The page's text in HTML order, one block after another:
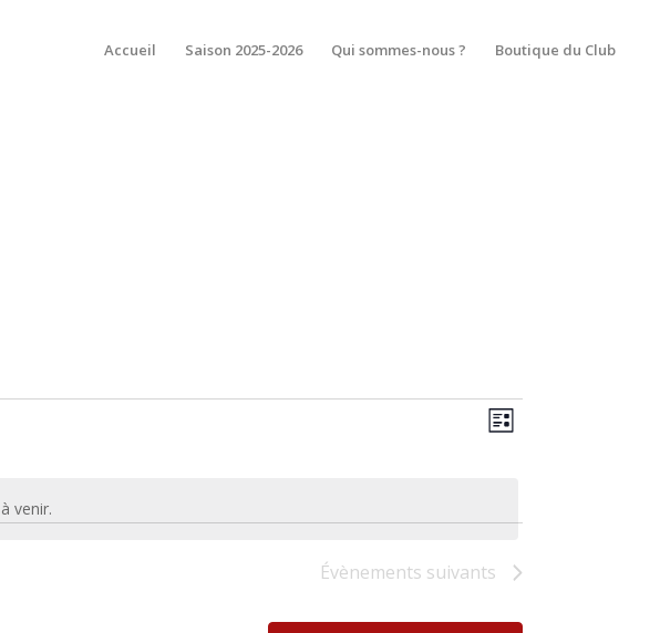
Accueil Saison 2025-2026 Qui sommes-nous ? Boutique du Club
venir.
Navigation
Navigation
de
Liste
Évènements suivants